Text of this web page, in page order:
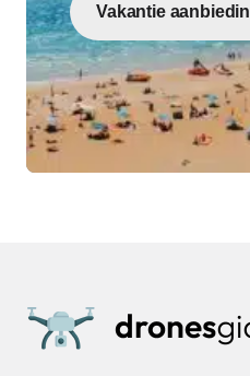
Vakantie